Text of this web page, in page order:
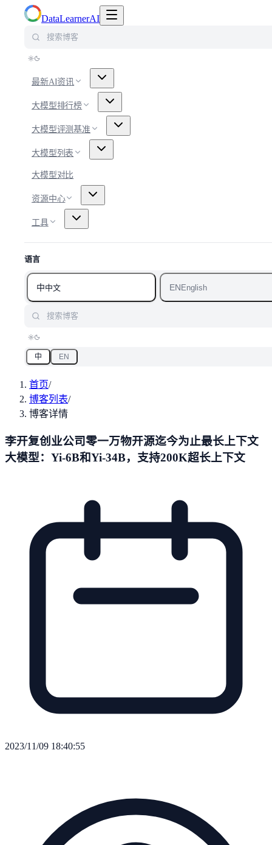
DataLearnerAI
最新AI资讯
大模型排行榜
大模型评测基准
大模型列表
大模型对比
资源中心
工具
语言
中中文 ENEnglish
中 EN
首页/
博客列表/
博客详情
李开复创业公司零一万物开源迄今为止最长上下文
大模型：Yi-6B和Yi-34B，支持200K超长上下文
2023/11/09 18:40:55